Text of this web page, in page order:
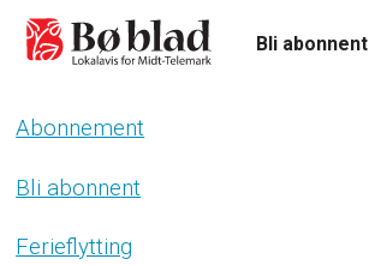
Bli abonnent
Bli
abonnent
Abonnement
Bli abonnent
Ferieflytting